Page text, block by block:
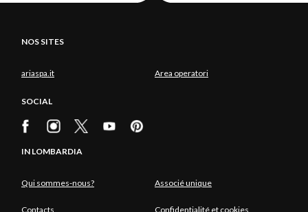
NOS SITES
ariaspa.it Area operatori
SOCIAL
IN LOMBARDIA
Qui sommes-nous? Associé unique
Contacts Confidentialité et cookies